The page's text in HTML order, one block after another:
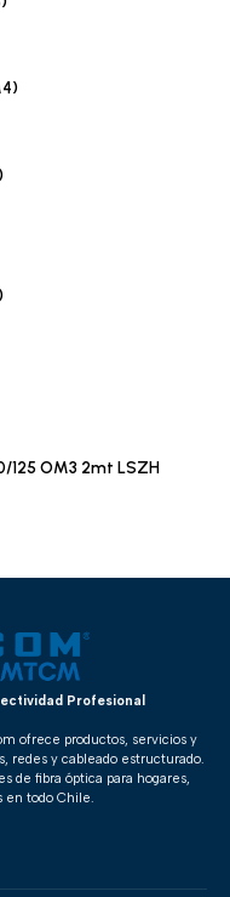
125 OM3 2mt LSZH
Profesional
ofrece productos, servicios y
redes y cableado estructurado.
de fibra óptica para hogares,
en todo Chile.